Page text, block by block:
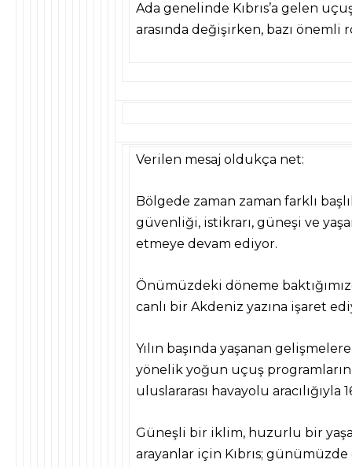
Ada genelinde Kıbrıs’a gelen
arasında değişirken, bazı önemli
Verilen mesaj oldukça net:
Bölgede zaman zaman farklı
güvenliği, istikrarı, güneşi ve
etmeye devam ediyor.
Önümüzdeki döneme
canlı bir Akdeniz yazına işaret
Yılın başında yaşanan
yönelik yoğun uçuş
uluslararası havayolu
Güneşli bir iklim, huzurlu bir
arayanlar için Kıbrıs;